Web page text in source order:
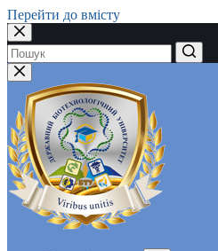
Перейти до вмісту
Немає
результатів